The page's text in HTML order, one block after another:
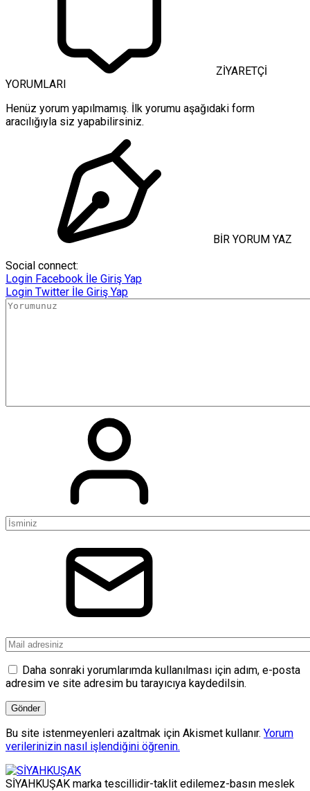
ZİYARETÇİ
YORUMLARI
Henüz yorum yapılmamış. İlk yorumu aşağıdaki form
aracılığıyla siz yapabilirsiniz.
BİR YORUM YAZ
Social connect:
Login Facebook İle Giriş Yap
Login Twitter İle Giriş Yap
Daha sonraki yorumlarımda kullanılması için adım, e-posta
adresim ve site adresim bu tarayıcıya kaydedilsin.
Bu site istenmeyenleri azaltmak için Akismet kullanır. Yorum
verilerinizin nasıl işlendiğini öğrenin.
SİYAHKUŞAK marka tescillidir-taklit edilemez-basın meslek